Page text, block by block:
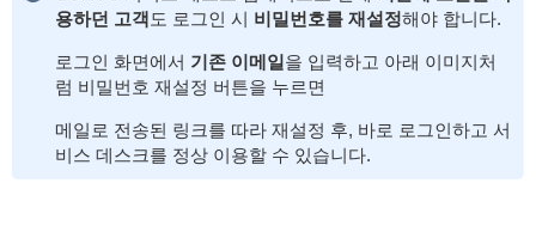
용하던 고객 도 로그인 시 비밀번호를 재설정해야 합니다.
로그인 화면에서 기존 이메일을 입력하고 아래 이미지처
럼 비밀번호 재설정 버튼을 누르면
메일로 전송된 링크를 따라 재설정 후, 바로 로그인하고 서
비스 데스크를 정상 이용할 수 있습니다.